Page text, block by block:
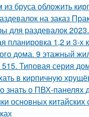
бруса обложить
на заказ
для раздевалок
планировка 1,2 и 3-х
дома. 9 этажный
Типовая серия
в кирпичную
знать о ПВХ-панелях
основных